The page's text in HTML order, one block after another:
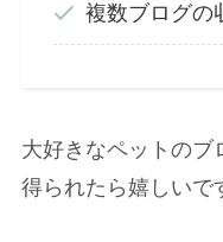
複数ブログの
大好きなペットのブ
得られたら嬉しいで